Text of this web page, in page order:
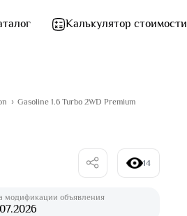
Калькулятор стоимости
Gasoline 1.6 Turbo 2WD Premium
14
модификации объявления